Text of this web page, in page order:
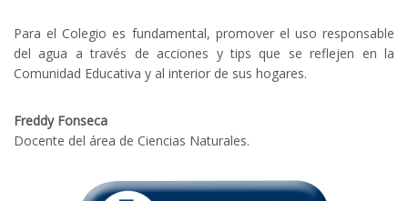
Para el Colegio es fundamental, promover el uso responsable
del agua a través de acciones y tips que se reflejen en la
Comunidad Educativa y al interior de sus hogares.
Freddy Fonseca
Docente del área de Ciencias Naturales.